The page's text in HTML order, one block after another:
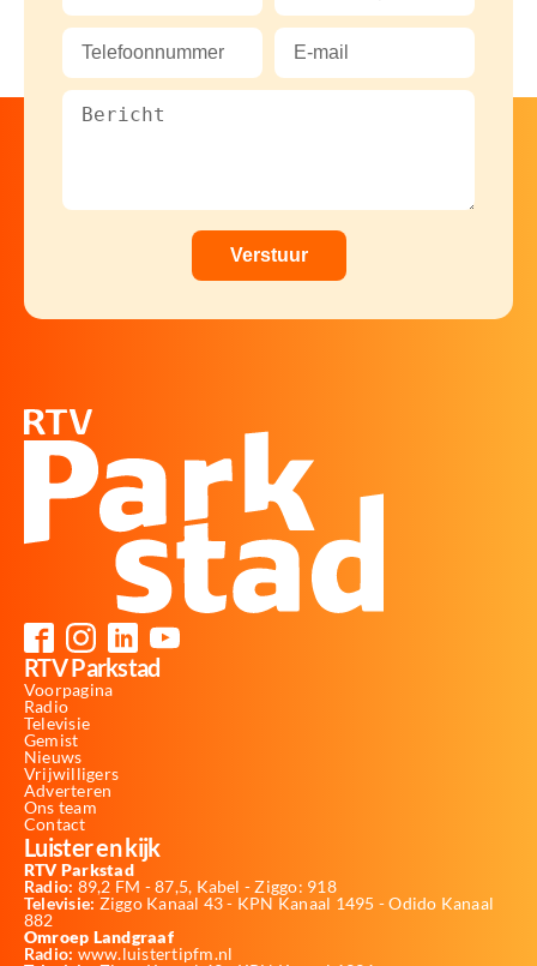
RTV Parkstad
Voorpagina
Radio
Televisie
Gemist
Nieuws
Vrijwilligers
Adverteren
Ons team
Contact
Luister en kijk
RTV Parkstad
Radio: 89,2 FM - 87,5, Kabel - Ziggo: 918
Televisie: Ziggo Kanaal 43 - KPN Kanaal 1495 - Odido Kanaal
882
Omroep Landgraaf
Radio: www.luistertipfm.nl